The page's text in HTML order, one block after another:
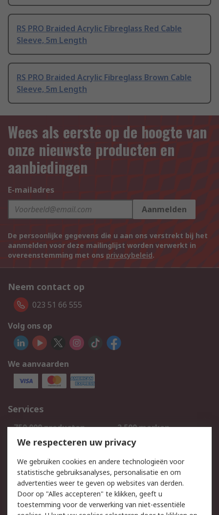
RS PRO Braided Acrylic Fibreglass Red Cable
Sleeve, 5m Length
RS PRO Braided Acrylic Fibreglass Brown Cable
Sleeve, 5m Length
Wees als eerste op de hoogte van
onze nieuwste producten en
aanbiedingen
E-mailadres
Aanmelden
De persoonlijke gegevens die u aan ons verstrekt bij het
aanmelden voor deze mailinglijst worden verwerkt in
overeenstemming met ons privacybeleid.
Neem contact op
023 51 66 555
Volg ons op
We aanvaarden
Services
750.000 producten
2.500 merken
Bestellen
Inkoopoplossingen
Track & Trace
Wettelijk
Cookiebeleid Email veiligheid
We respecteren uw privacy
We gebruiken cookies en andere technologieën voor
statistische gebruiksanalyses, personalisatie en om
advertenties weer te geven op websites van derden.
Door op "Alles accepteren" te klikken, geeft u
toestemming voor de verwerking van niet-essentiële